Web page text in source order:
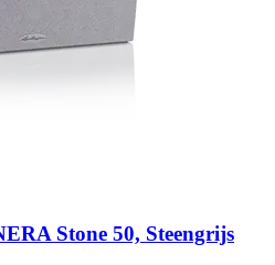
Stone 50, Steengrijs